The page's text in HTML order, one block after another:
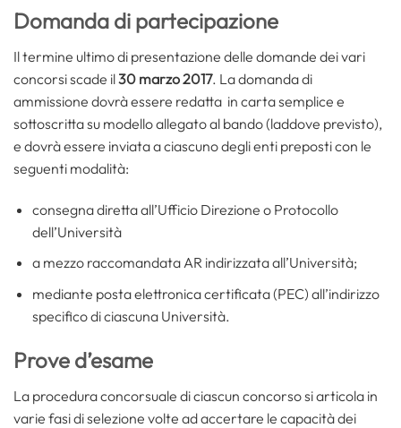
Domanda di partecipazione
Il termine ultimo di presentazione delle domande dei vari
concorsi scade il30 marzo 2017. La domanda di
ammissione dovrà essere redatta in carta semplice e
sottoscritta su modello allegato al bando (laddove previsto),
e dovrà essere inviata a ciascuno degli enti preposti con le
seguenti modalità:
consegna diretta all’Ufficio Direzione o Protocollo
dell’Università
a mezzo raccomandata AR indirizzata all’Università;
mediante posta elettronica certificata (PEC) all’indirizzo
specifico di ciascuna Università.
Prove d’esame
La procedura concorsuale di ciascun concorso si articola in
varie fasi di selezione volte ad accertare le capacità dei